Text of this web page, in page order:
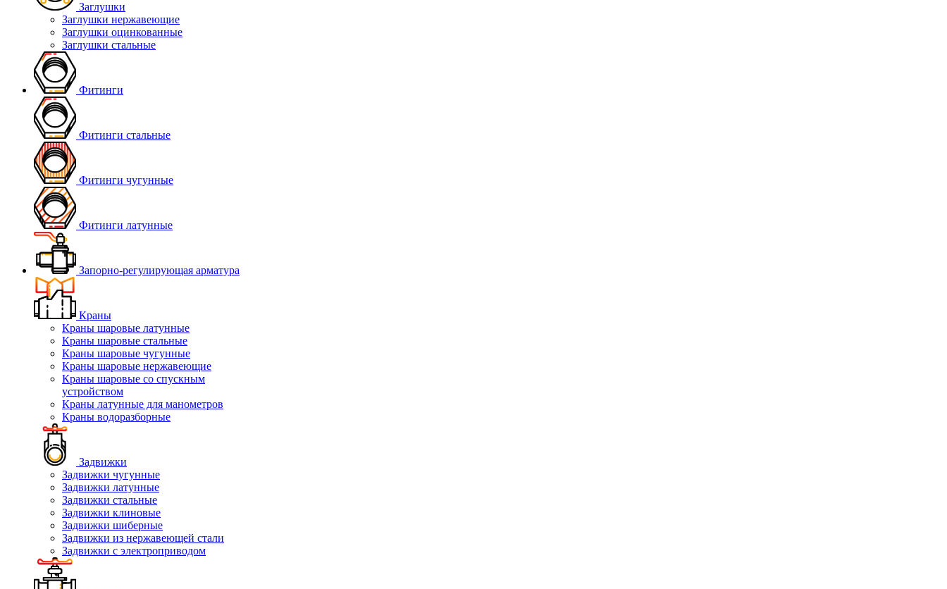
Заглушки
Заглушки нержавеющие
Заглушки оцинкованные
Заглушки стальные
Фитинги
Фитинги стальные
Фитинги чугунные
Фитинги латунные
Запорно-регулирующая арматура
Краны
Краны шаровые латунные
Краны шаровые стальные
Краны шаровые чугунные
Краны шаровые нержавеющие
Краны шаровые со спускным
устройством
Краны латунные для манометров
Краны водоразборные
Задвижки
Задвижки чугунные
Задвижки латунные
Задвижки стальные
Задвижки клиновые
Задвижки шиберные
Задвижки из нержавеющей стали
Задвижки с электроприводом